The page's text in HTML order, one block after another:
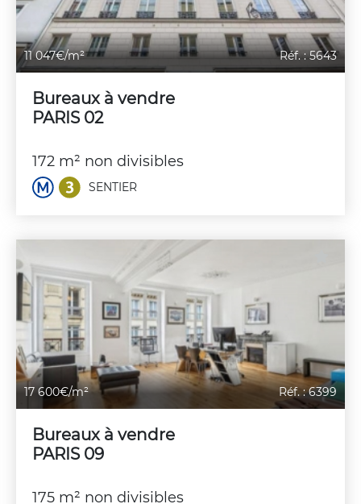
11 047€/m² Réf. : 5643
Bureaux à vendre
PARIS 02
172 m² non divisibles
SENTIER
17 600€/m² Réf. : 6399
Bureaux à vendre
PARIS 09
175 m² non divisibles